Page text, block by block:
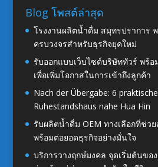
Blog โพสต์ล่าสุด
โรงงานผลิตน้ำดื่ม สมุทรปราการ
ครบวงจรสำหรับธุรกิจยุคใหม่
รับออกแบบเว็บไซต์บริษัททัวร์ พร้อ
เพื่อเพิ่มโอกาสในการเข้าถึงลูกค้า
Nach der Übergabe: 6
Ruhestandshaus nahe Hua Hin
รับผลิตน้ำดื่ม OEM ทางเลือกที่ช่ว
พร้อมต่อยอดธุรกิจอย่างมั่นใจ
บริการวางฤกษ์มงคล จุดเริ่มต้นขอ